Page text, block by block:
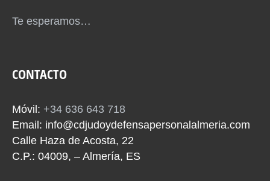
Te esperamos…
CONTACTO
Móvil: +34 636 643 718
Email: info@cdjudoydefensapersonalalmeria.com
Calle Haza de Acosta, 22
C.P.: 04009, – Almería, ES